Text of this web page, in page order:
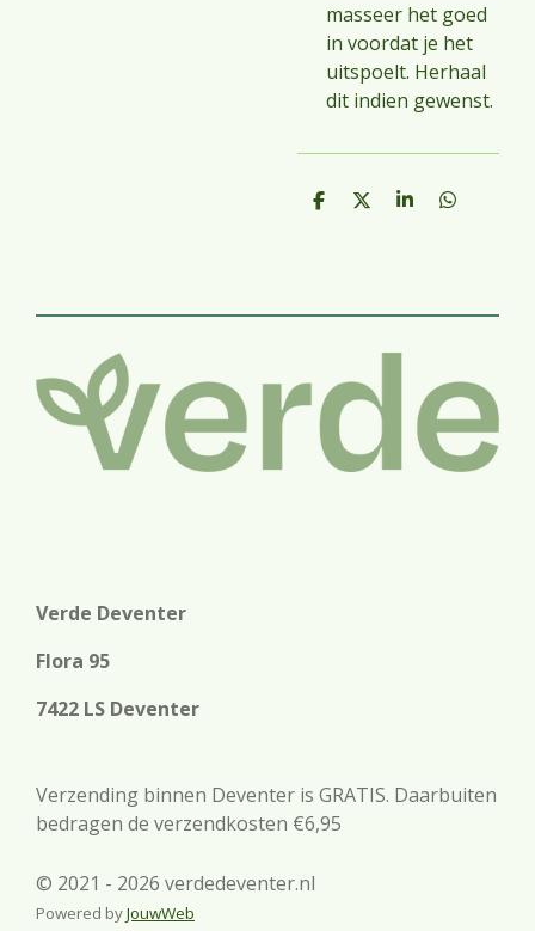
masseer het goed
in voordat je het
uitspoelt. Herhaal
dit indien gewenst.
D
D
S
D
Verde Deventer
Flora 95
7422 LS Deventer
Verzending binnen Deventer is GRATIS. Daarbuiten
bedragen de verzendkosten €6,95
© 2021 - 2026 verdedeventer.nl
Powered byJouwWeb